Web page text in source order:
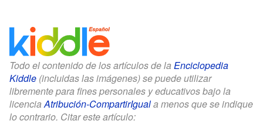
Todo el contenido de los artículos de la Enciclopedia
Kiddle (incluidas las imágenes) se puede utilizar
libremente para fines personales y educativos bajo la
licencia Atribución-CompartirIguala menos que se indique
lo contrario. Citar este artículo: